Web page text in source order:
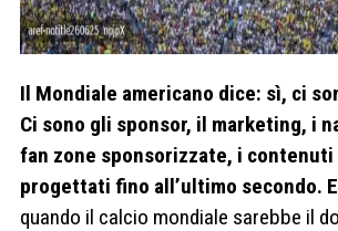
Il Mondiale americano dice: sì, ci
Ci sono gli sponsor, il marketing, i
fan zone sponsorizzate, i contenuti
progettati fino all’ultimo secondo.
quando il calcio mondiale sarebbe il